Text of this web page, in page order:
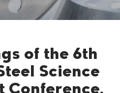
of the 6th
Science